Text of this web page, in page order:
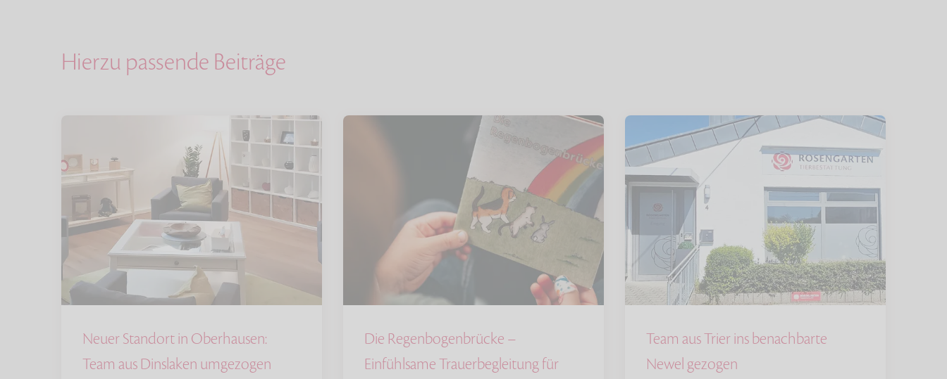
Hierzu passende Beiträge
Neuer Standort in Oberhausen:
Team aus Dinslaken umgezogen
Die Regenbogenbrücke –
Einfühlsame Trauerbegleitung für
Team aus Trier ins benachbarte
Newel gezogen